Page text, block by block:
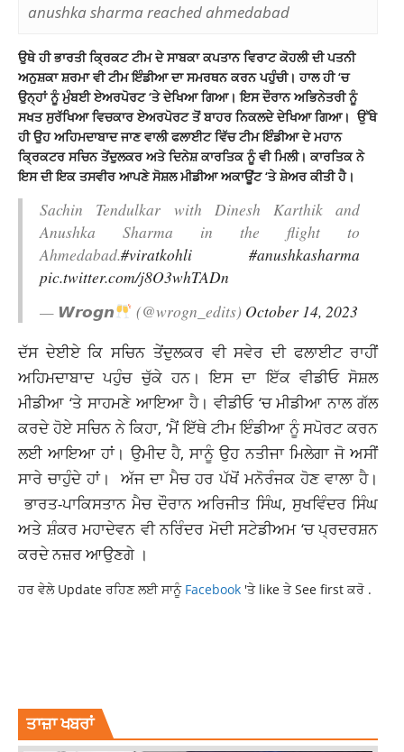
anushka sharma reached ahmedabad
ਉਥੇ ਹੀ ਭਾਰਤੀ ਕ੍ਰਿਕਟ ਟੀਮ ਦੇ ਸਾਬਕਾ ਕਪਤਾਨ ਵਿਰਾਟ ਕੋਹਲੀ ਦੀ ਪਤਨੀ
ਅਨੁਸ਼ਕਾ ਸ਼ਰਮਾ ਵੀ ਟੀਮ ਇੰਡੀਆ ਦਾ ਸਮਰਥਨ ਕਰਨ ਪਹੁੰਚੀ। ਹਾਲ ਹੀ ‘ਚ
ਉਨ੍ਹਾਂ ਨੂੰ ਮੁੰਬਈ ਏਅਰਪੋਰਟ ‘ਤੇ ਦੇਖਿਆ ਗਿਆ। ਇਸ ਦੌਰਾਨ ਅਭਿਨੇਤਰੀ ਨੂੰ
ਸਖਤ ਸੁਰੱਖਿਆ ਵਿਚਕਾਰ ਏਅਰਪੋਰਟ ਤੋਂ ਬਾਹਰ ਨਿਕਲਦੇ ਦੇਖਿਆ ਗਿਆ। ਉੱਥੇ
ਹੀ ਉਹ ਅਹਿਮਦਾਬਾਦ ਜਾਣ ਵਾਲੀ ਫਲਾਈਟ ਵਿੱਚ ਟੀਮ ਇੰਡੀਆ ਦੇ ਮਹਾਨ
ਕ੍ਰਿਕਟਰ ਸਚਿਨ ਤੇਂਦੁਲਕਰ ਅਤੇ ਦਿਨੇਸ਼ ਕਾਰਤਿਕ ਨੂੰ ਵੀ ਮਿਲੀ। ਕਾਰਤਿਕ ਨੇ
ਇਸ ਦੀ ਇਕ ਤਸਵੀਰ ਆਪਣੇ ਸੋਸ਼ਲ ਮੀਡੀਆ ਅਕਾਊਂਟ ‘ਤੇ ਸ਼ੇਅਰ ਕੀਤੀ ਹੈ।
Sachin Tendulkar with Dinesh Karthik and
Anushka Sharma in the flight to
Ahmedabad.#viratkohli
#anushkasharma
pic.twitter.com/j8O3whTADn
— 𝙒𝙧𝙤𝙜𝙣
(@wrogn_edits) October 14, 2023
ਦੱਸ ਦੇਈਏ ਕਿ ਸਚਿਨ ਤੇਂਦੁਲਕਰ ਵੀ ਸਵੇਰ ਦੀ ਫਲਾਈਟ ਰਾਹੀਂ
ਅਹਿਮਦਾਬਾਦਪਹੁੰਚ ਚੁੱਕੇ ਹਨ। ਇਸ ਦਾ ਇੱਕ ਵੀਡੀਓ ਸੋਸ਼ਲ
ਮੀਡੀਆ ‘ਤੇ ਸਾਹਮਣੇ ਆਇਆ ਹੈ। ਵੀਡੀਓ ‘ਚ ਮੀਡੀਆ ਨਾਲ ਗੱਲ
ਕਰਦੇ ਹੋਏ ਸਚਿਨ ਨੇ ਕਿਹਾ, ‘ਮੈਂ ਇੱਥੇ ਟੀਮ ਇੰਡੀਆ ਨੂੰ ਸਪੋਰਟ ਕਰਨ
ਲਈ ਆਇਆ ਹਾਂ। ਉਮੀਦ ਹੈ, ਸਾਨੂੰ ਉਹਨਤੀਜਾਮਿਲੇਗਾ ਜੋ ਅਸੀਂ
ਸਾਰੇ ਚਾਹੁੰਦੇ ਹਾਂ। ਅੱਜ ਦਾ ਮੈਚ ਹਰ ਪੱਖੋਂ ਮਨੋਰੰਜਕ ਹੋਣ ਵਾਲਾ ਹੈ।
ਭਾਰਤ-ਪਾਕਿਸਤਾਨ ਮੈਚ ਦੌਰਾਨ ਅਰਿਜੀਤ ਸਿੰਘ, ਸੁਖਵਿੰਦਰ ਸਿੰਘ
ਅਤੇ ਸ਼ੰਕਰ ਮਹਾਦੇਵਨ ਵੀ ਨਰਿੰਦਰ ਮੋਦੀ ਸਟੇਡੀਅਮ ‘ਚ ਪ੍ਰਦਰਸ਼ਨ
ਕਰਦੇ ਨਜ਼ਰ ਆਉਣਗੇ ।
ਹਰ ਵੇਲੇ Update ਰਹਿਣ ਲਈ ਸਾਨੂੰ Facebook 'ਤੇ like ਤੇ See first ਕਰੋ .
ਤਾਜ਼ਾ ਖਬਰਾਂ